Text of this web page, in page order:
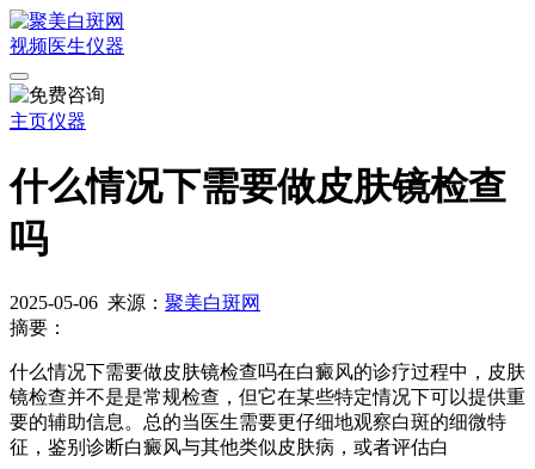
视频医生仪器
主页仪器
什么情况下需要做皮肤镜检查
吗
2025-05-06 来源： 聚美白斑网
摘要：
什么情况下需要做皮肤镜检查吗在白癜风的诊疗过程中，皮肤
镜检查并不是是常规检查，但它在某些特定情况下可以提供重
要的辅助信息。总的当医生需要更仔细地观察白斑的细微特
征，鉴别诊断白癜风与其他类似皮肤病，或者评估白